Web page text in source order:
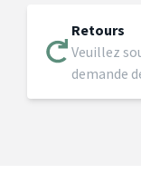
Retours
Veuillez
demande